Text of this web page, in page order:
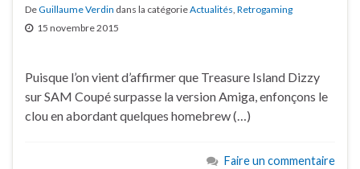
DeGuillaume Verdin dans la catégorieActualités, Retrogaming
15 novembre 2015
Puisque l’on vient d’affirmer que Treasure Island Dizzy
sur SAM Coupé surpasse la version Amiga, enfonçons le
clou en abordant quelques homebrew (…)
Faire un commentaire